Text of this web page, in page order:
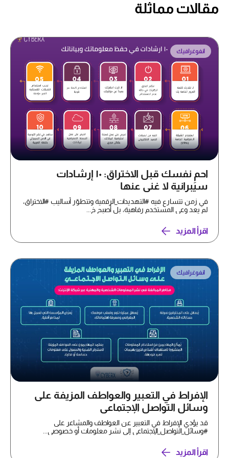
مقالات مماثلة
انفوغرافيك
احمِ نفسك قبل الاختراق: ١٠ إرشادات
سيبرانية لا غنى عنها
في زمن تتسارع فيه #التهديدات_الرقمية وتتطوّر أساليب #الاختراق،
لم يعد وعي المستخدم رفاهية، بل أصبح خ...
اقرأ المزيد
انفوغرافيك
الإفراط في التعبير والعواطف المزيفة على
وسائل التواصل الإجتماعي
قد يؤدي الإفراط في التعبير عن العواطف والمشاعر على
#وسائل_التواصل_الإجتماعي إلى نشر معلومات أو خصوصي...
اقرأ المزيد